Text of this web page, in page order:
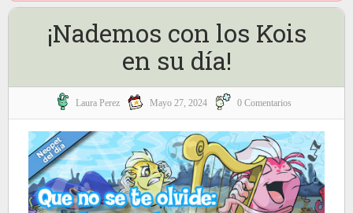
¡Nademos con los Kois
en su día!
Laura Perez Mayo 27, 2024 0 Comentarios